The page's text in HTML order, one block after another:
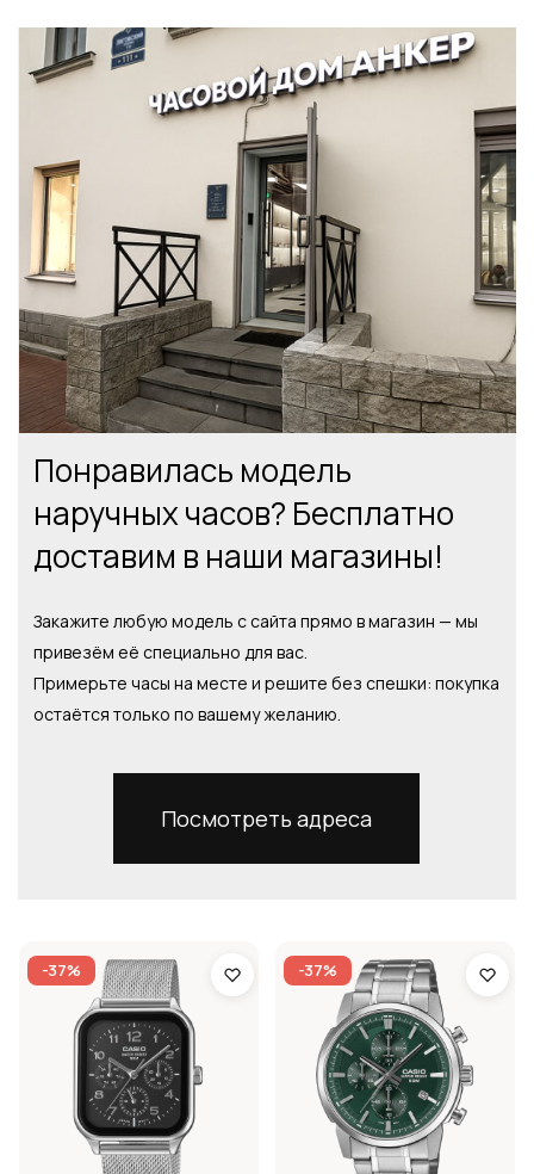
Понравилась модель
наручных часов? Бесплатно
доставим в наши магазины!
Закажите любую модель с сайта прямо в магазин — мы
привезём её специально для вас.
Примерьте часы на месте и решите без спешки: покупка
остаётся только по вашему желанию.
Посмотреть адреса
-37% -37%